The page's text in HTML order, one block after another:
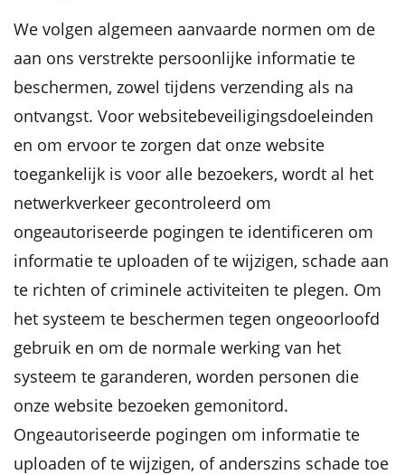
We volgen algemeen aanvaarde normen om de
aan ons verstrekte persoonlijke informatie te
beschermen, zowel tijdens verzending als na
ontvangst. Voor websitebeveiligingsdoeleinden
en om ervoor te zorgen dat onze website
toegankelijk is voor alle bezoekers, wordt al het
netwerkverkeer gecontroleerd om
ongeautoriseerde pogingen te identificeren om
informatie te uploaden of te wijzigen, schade aan
te richten of criminele activiteiten te plegen. Om
het systeem te beschermen tegen ongeoorloofd
gebruik en om de normale werking van het
systeem te garanderen, worden personen die
onze website bezoeken gemonitord.
Ongeautoriseerde pogingen om informatie te
uploaden of te wijzigen, of anderszins schade toe